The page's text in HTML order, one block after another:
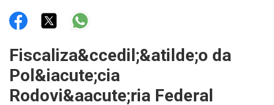
RNA
NOTÍCIAS
SERVIÇOS
INTEGRIDADE
Fiscaliza&ccedil;&atilde;o da
Pol&iacute;cia
Rodovi&aacute;ria Federal